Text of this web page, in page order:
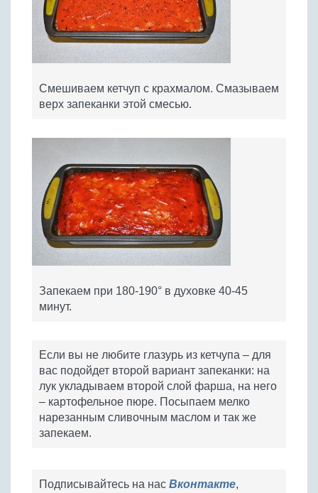
Смешиваем кетчуп с крахмалом. Смазываем
верх запеканки этой смесью.
Запекаем при 180-190° в духовке 40-45
минут.
Если вы не любите глазурь из кетчупа – для
вас подойдет второй вариант запеканки: на
лук укладываем второй слой фарша, на него
– картофельное пюре. Посыпаем мелко
нарезанным сливочным маслом и так же
запекаем.
Подписывайтесь на нас Вконтакте,